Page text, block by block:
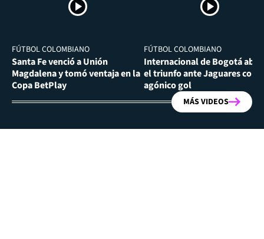
FÚTBOL COLOMBIANO
Santa Fe venció a Unión
Magdalena y tomó ventaja en la
Copa BetPlay
FÚTBOL COLOMBIANO
Internacional de Bogotá
el triunfo ante Jaguares con
agónico gol
MÁS VIDEOS